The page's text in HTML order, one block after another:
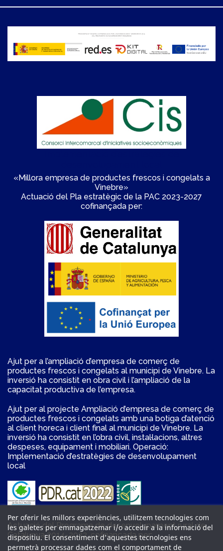
Per oferir les millors experiències, utilitzem tecnologies com
les galetes per emmagatzemar i/o accedir a la informació del
dispositiu. El consentiment d'aquestes tecnologies ens
permetrà processar dades com el comportament de
«Millora empresa de productes frescos i congelats a
Vinebre»
Actuació del Pla estratègic de la PAC 2023-2027
cofinançada per:
Ajut per a l’ampliació d’empresa de comerç de
productes frescos i congelats al municipi de Vinebre. La
inversió ha consistit en obra civil i l’ampliació de la
capacitat productiva de l’empresa.
Ajut per al projecte Ampliació d’empresa de comerç de
productes frescos i congelats amb una botiga d’atenció
al client horeca i client final al municipi de Vinebre. La
inversió ha consistit en l’obra civil, instal·lacions, altres
despeses, equipament i mobiliari. Operació:
Implementació d’estratègies de desenvolupament
local
Actuació del Programa de desenvolupament rural de
Catalunya 2014-2022, cofinançada per: